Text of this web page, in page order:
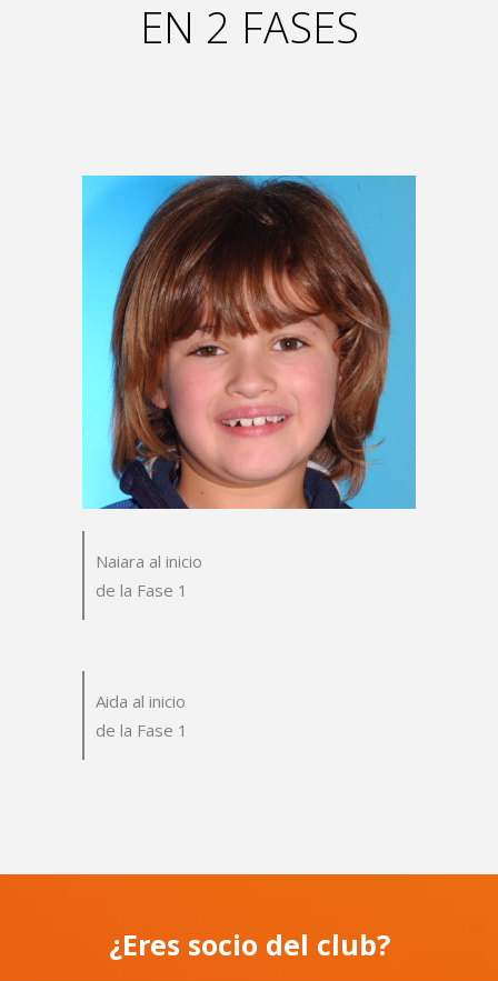
EN 2 FASES
Naiara al inicio
de la Fase 1
Aida al inicio
de la Fase 1
¿Eres socio del club?